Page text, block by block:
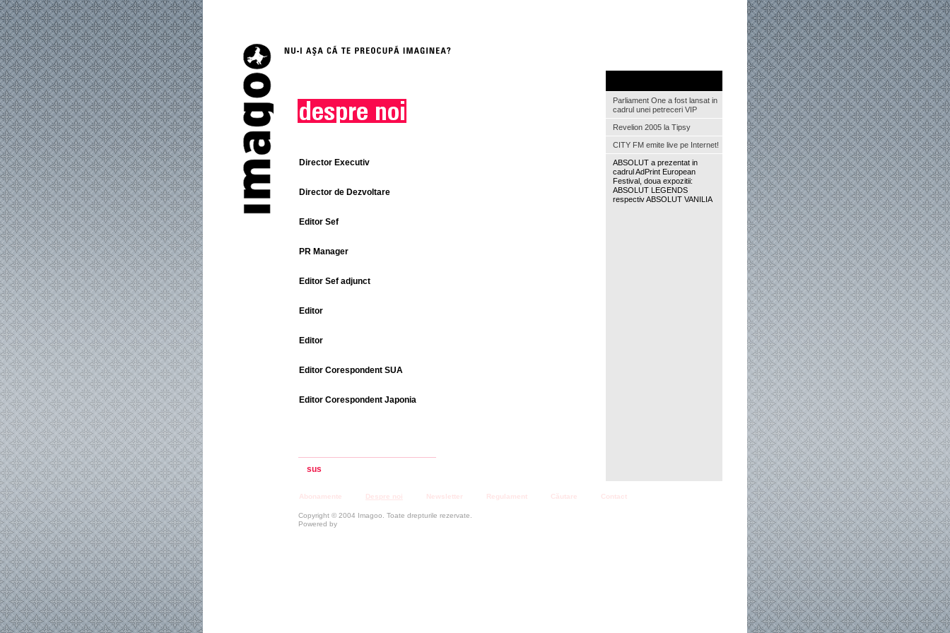
Director Executiv
Director de Dezvoltare
Editor Sef
PR Manager
Editor Sef adjunct
Editor
Editor
Editor Corespondent SUA
Editor Corespondent Japonia
Parliament One a fost lansat in
cadrul unei petreceri VIP
Revelion 2005 la Tipsy
CITY FM emite live pe Internet!
ABSOLUT a prezentat in
cadrul AdPrint European
Festival, doua expozitii:
ABSOLUT LEGENDS
respectiv ABSOLUT VANILIA
sus
Abonamente Despre noi Newsletter Regulament Căutare Contact
Copyright © 2004 Imagoo. Toate drepturile rezervate.
Powered by